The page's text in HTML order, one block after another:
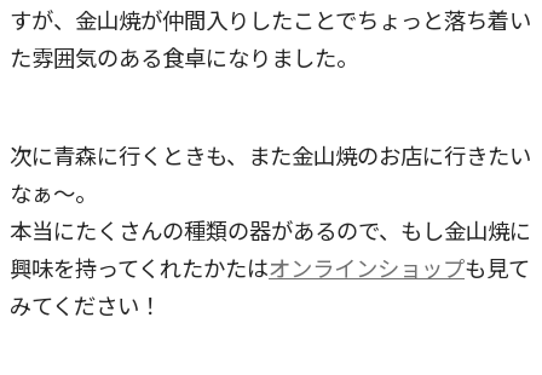
すが、金山焼が仲間入りしたことでちょっと落ち着い
た雰囲気のある食卓になりました。
次に青森に行くときも、また金山焼のお店に行きたい
なぁ～。
本当にたくさんの種類の器があるので、もし金山焼に
興味を持ってくれたかたはオンラインショップも見て
みてください！